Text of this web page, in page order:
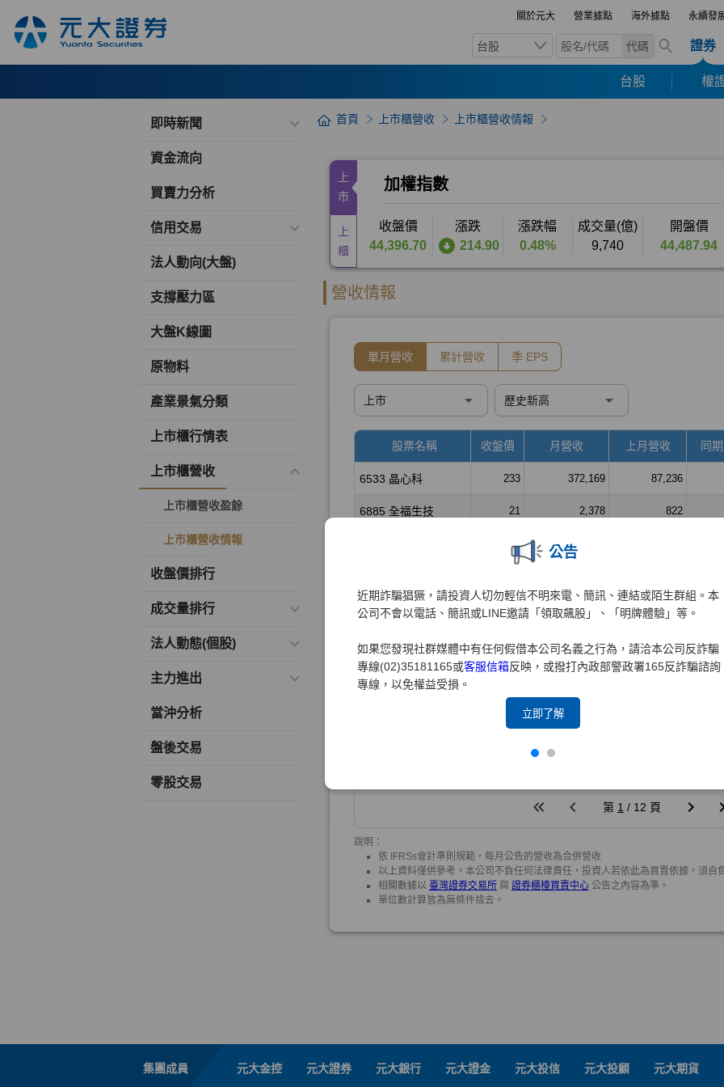
關於元大 營業據點 海外據點 永續發
台股 代碼 證券
台股 權
公告
近期詐騙猖獗，請投資人切勿輕信不明來電、簡訊、連結或陌生群組。本
公司不會以電話、簡訊或LINE邀請「領取飆股」、「明牌體驗」等。
如果您發現社群媒體中有任何假借本公司名義之行為，請洽本公司反詐騙
專線(02)35181165或客服信箱反映，或撥打內政部警政署165反詐騙諮詢
專線，以免權益受損。
立即了解
即時新聞
資金流向
買賣力分析
信用交易
法人動向(大盤)
支撐壓力區
大盤K線圖
原物料
產業景氣分類
上市櫃行情表
上市櫃營收
上市櫃營收盈餘
上市櫃營收情報
收盤價排行
成交量排行
法人動態(個股)
主力進出
當沖分析
盤後交易
零股交易
首頁 上市櫃營收 上市櫃營收情報
集團成員 元大金控 元大證券 元大銀行 元大證金 元大投信 元大投顧 元大期貨